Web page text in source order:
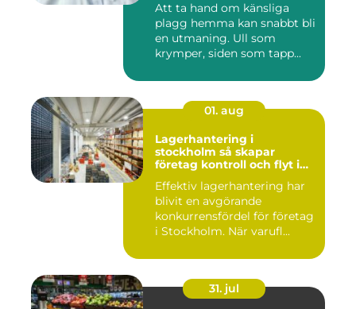
Att ta hand om känsliga
plagg hemma kan snabbt bli
en utmaning. Ull som
krymper, siden som tapp...
01. aug
Lagerhantering i
stockholm så skapar
företag kontroll och flyt i
Effektiv lagerhantering har
blivit en avgörande
konkurrensfördel för företag
i Stockholm. När varufl...
31. jul